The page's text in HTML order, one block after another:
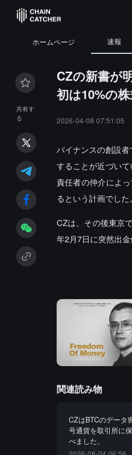
ホームページ 速報
共有す
る
CZの新書が
初は10%の
2026-04-08 07:51:05
バイナンスの創設
することが近づい
責任者の仲介によ
るという計画でし
CZは、その後東京
年2月7日に突然出
関連読み物
CZはBTCのデータ
号通貨を取引所に
べました。